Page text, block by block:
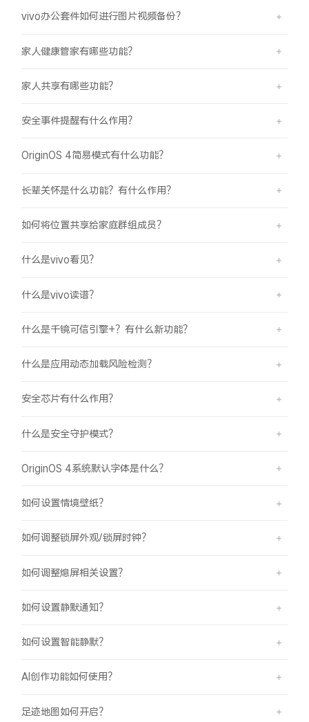
vivo办公套件如何进行图片视频备份？
家人健康管家有哪些功能？
家人共享有哪些功能？
安全事件提醒有什么作用？
OriginOS 4简易模式有什么功能？
长辈关怀是什么功能？有什么作用？
如何将位置共享给家庭群组成员？
什么是vivo看见？
什么是vivo读谱？
什么是千镜可信引擎+？有什么新功能？
什么是应用动态加载风险检测？
安全芯片有什么作用？
什么是安全守护模式？
OriginOS 4系统默认字体是什么？
如何设置情境壁纸？
如何调整锁屏外观/锁屏时钟？
如何调整熄屏相关设置？
如何设置静默通知？
如何设置智能静默？
AI创作功能如何使用？
足迹地图如何开启？